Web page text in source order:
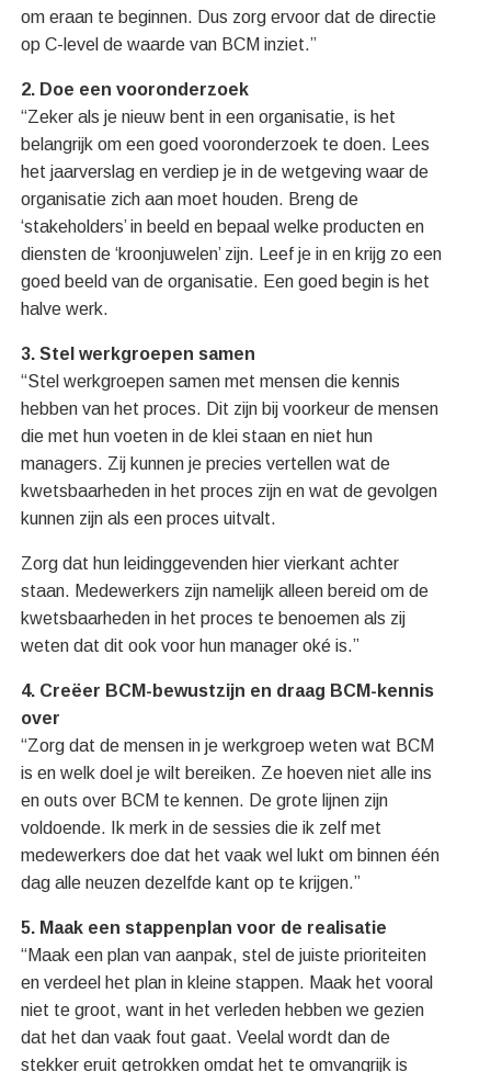
om eraan te beginnen. Dus zorg ervoor dat de directie
op C-level de waarde van BCM inziet.”
2. Doe een vooronderzoek
“Zeker als je nieuw bent in een organisatie, is het
belangrijk om een goed vooronderzoek te doen. Lees
het jaarverslag en verdiep je in de wetgeving waar de
organisatie zich aan moet houden. Breng de
‘stakeholders’ in beeld en bepaal welke producten en
diensten de ‘kroonjuwelen’ zijn. Leef je in en krijg zo een
goed beeld van de organisatie. Een goed begin is het
halve werk.
3. Stel werkgroepen samen
“Stel werkgroepen samen met mensen die kennis
hebben van het proces. Dit zijn bij voorkeur de mensen
die met hun voeten in de klei staan en niet hun
managers. Zij kunnen je precies vertellen wat de
kwetsbaarheden in het proces zijn en wat de gevolgen
kunnen zijn als een proces uitvalt.
Zorg dat hun leidinggevenden hier vierkant achter
staan. Medewerkers zijn namelijk alleen bereid om de
kwetsbaarheden in het proces te benoemen als zij
weten dat dit ook voor hun manager oké is.”
4. Creëer BCM-bewustzijn en draag BCM-kennis
over
“Zorg dat de mensen in je werkgroep weten wat BCM
is en welk doel je wilt bereiken. Ze hoeven niet alle ins
en outs over BCM te kennen. De grote lijnen zijn
voldoende. Ik merk in de sessies die ik zelf met
medewerkers doe dat het vaak wel lukt om binnen één
dag alle neuzen dezelfde kant op te krijgen.”
5. Maak een stappenplan voor de realisatie
“Maak een plan van aanpak, stel de juiste prioriteiten
en verdeel het plan in kleine stappen. Maak het vooral
niet te groot, want in het verleden hebben we gezien
dat het dan vaak fout gaat. Veelal wordt dan de
stekker eruit getrokken omdat het te omvangrijk is